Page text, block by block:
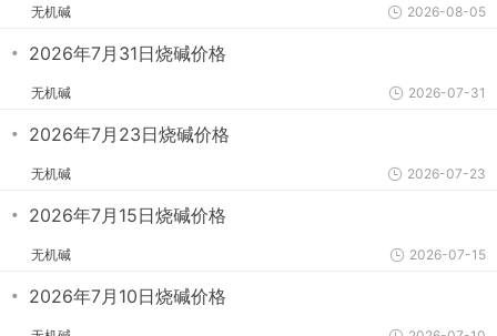
无机碱 2026-08-05
・ 2026年7月31日烧碱价格
无机碱 2026-07-31
・ 2026年7月23日烧碱价格
无机碱 2026-07-23
・ 2026年7月15日烧碱价格
无机碱 2026-07-15
・ 2026年7月10日烧碱价格